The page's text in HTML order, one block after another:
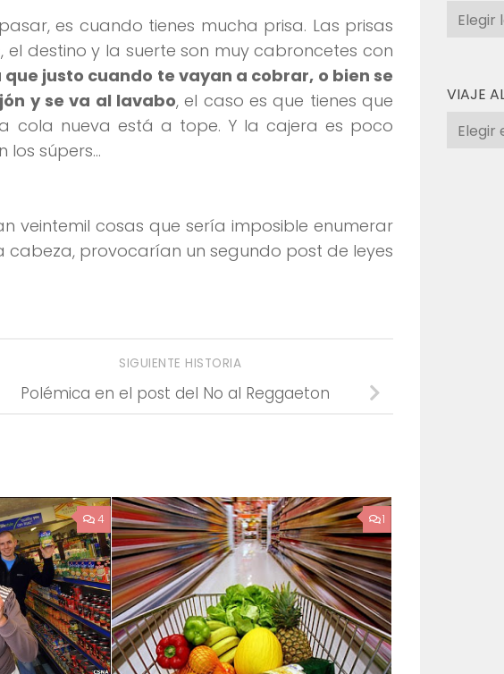
es cuando tienes mucha prisa. Las prisas
destino y la suerte son muy cabroncetes con
justo cuando te vayan a cobrar, o bien se
y se va al lavabo, el caso es que tienes que
cola nueva está a tope. Y la cajera es poco
los súpers…
veintemil cosas que sería imposible enumerar
provocarían un segundo post de leyes
SIGUIENTE HISTORIA
Polémica en el post del No al Reggaeton
4 1
VIAJE
Viaje